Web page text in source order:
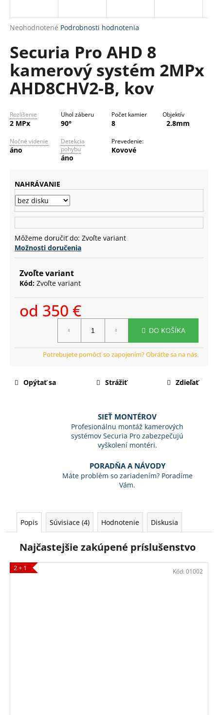
Priemerné
produktu
je
0,0
5
hviezdičiek.
Neohodnotené Podrobnosti hodnotenia
Securia Pro AHD 8
kamerový systém 2MPx
AHD8CHV2-B, kov
Rozlíšenie
2 MPx
Uhol záberu
90°
Počet kamier
8
Objektív
2.8mm
Nočné videnie
áno
Detekcia
pohybu
áno
Prevedenie:
Kovové
NAHRÁVANIE
Môžeme doručiť do: Zvoľte variant
Možnosti doručenia
Zvoľte variant
Kód: Zvoľte variant
od 350 €
DO KOŠÍKA
Opýtať sa Strážiť Zdieľať
SIEŤ MONTÉROV
Profesionálnu montáž kamerových
systémov Securia Pro zabezpečujú
vyškolení montéri.
PORADŇA A NÁVODY
Máte problém so zariadením? Poradíme
Vám.
Popis Súvisiace (4) Hodnotenie Diskusia
Najčastejšie zakúpené príslušenstvo
2 + 1 Kód: 01002
j
ť
?
HĽADAŤ
O
o
ú
a
m
e